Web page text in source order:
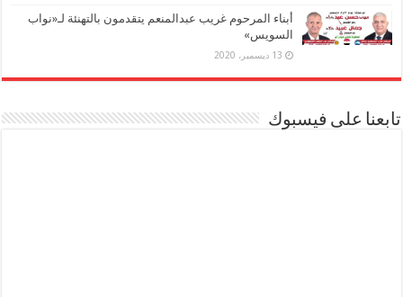
أبناء المرحوم غريب عبدالمنعم يتقدمون بالتهنئة لـ«نواب
السويس»
13 ديسمبر، 2020
تابعنا على فيسبوك